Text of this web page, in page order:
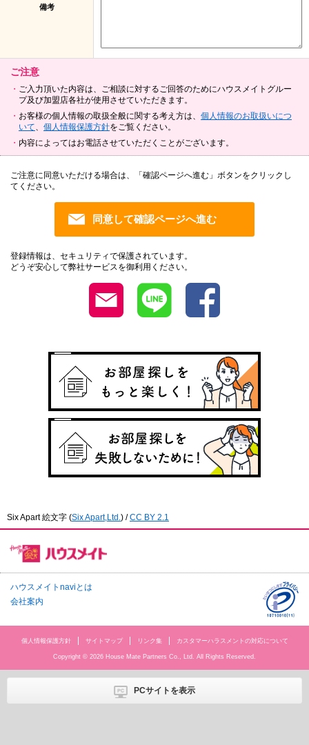
備考
ご注意
ご入力頂いた内容は、ご相談に対するご回答のためにハウスメイトグルー
プ及び加盟店各社が使用させていただきます。
お客様の個人情報の取扱全般に関する考え方は、 個人情報のお取扱いにつ
いて
個人情報保護方針をご覧ください。
内容によってはお電話させていただくことがございます。
ご注意に同意いただける場合は、「確認ページへ進む」ボタンをクリックし
てください。
登録情報は、セキュリティで保護されています。
どうぞ安心して弊社サービスを御利用ください。
Six Apart 絵文字 (Six Apart,Ltd. ) /CC BY 2.1
ハウスメイトnaviとは
会社案内
個人情報保護方針 サイトマップ リンク集 カスタマーハラスメントの対応について
Copyright © 2026 House Mate Partners Co., Ltd. All Rights Reserved.
PCサイトを表示